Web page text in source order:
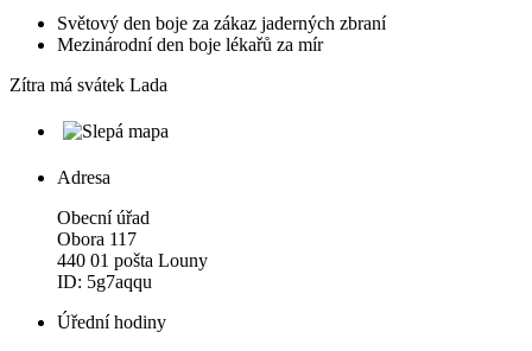
Světový den boje za zákaz jaderných zbraní
Mezinárodní den boje lékařů za mír
Zítra má svátek Lada
Adresa
Obecní úřad
Obora 117
440 01 pošta Louny
ID: 5g7aqqu
Úřední hodiny